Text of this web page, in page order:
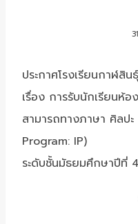
ประกาศโรงเรียนกาฬสิ
เรื่อง การรับนักเรียนห้อ
สามารถทางภาษา ศิลป
Program: IP)
ระดับชั้นมัธยมศึกษาปีที่